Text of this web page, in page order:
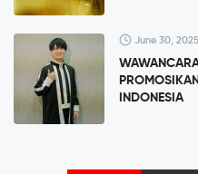
June 30, 2025
INDONESIA